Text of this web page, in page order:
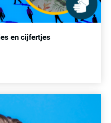
en cijfertjes